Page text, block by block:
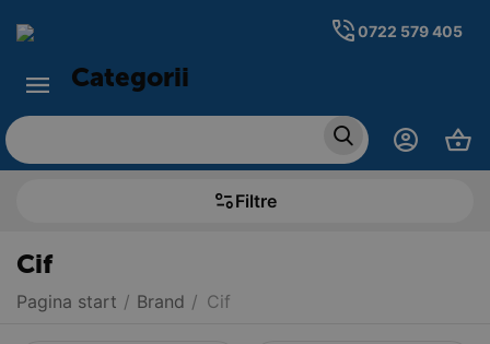
0722 579 405
Categorii
Filtre
Cif
Pagina start / Brand / Cif